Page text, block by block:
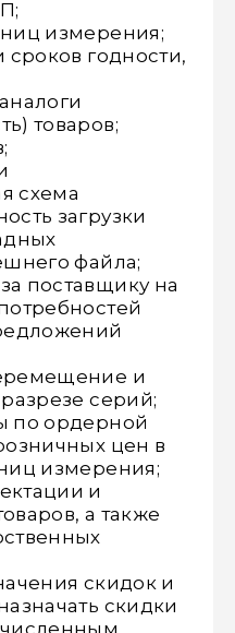
измерения;
сроков годности,
товаров;
схема
загрузки
файла;
поставщику на
и
серий;
по ордерной
цен в
измерения;
и
а также
скидок и
скидки